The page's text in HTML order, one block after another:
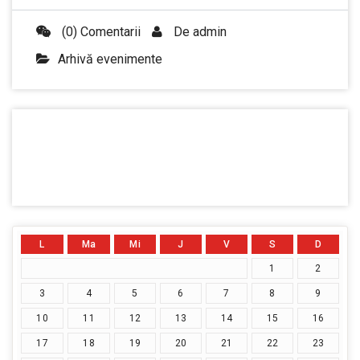
(0) Comentarii De admin
Arhivă evenimente
L Ma Mi J V S D
1 2
3 4 5 6 7 8 9
10 11 12 13 14 15 16
17 18 19 20 21 22 23